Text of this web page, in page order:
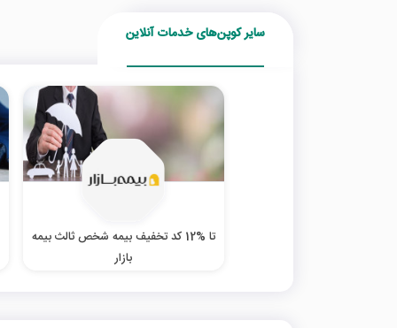
سایر کوپن‌های خدمات آنلاین
تا %12 کد تخفیف بیمه شخص ثالث بیمه
بازار